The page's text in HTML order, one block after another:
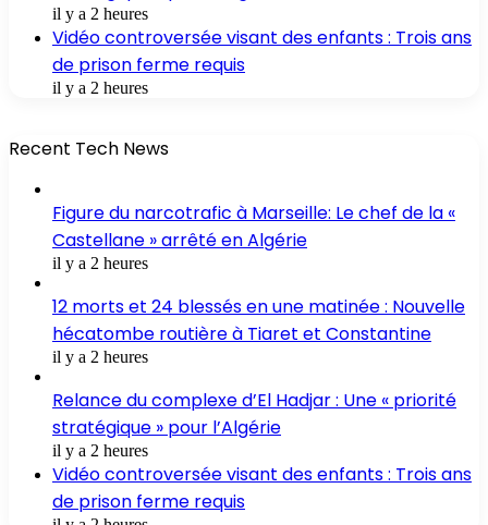
il y a 2 heures
Vidéo controversée visant des enfants : Trois ans
de prison ferme requis
il y a 2 heures
Recent Tech News
Figure du narcotrafic à Marseille: Le chef de la «
Castellane » arrêté en Algérie
il y a 2 heures
12 morts et 24 blessés en une matinée : Nouvelle
hécatombe routière à Tiaret et Constantine
il y a 2 heures
Relance du complexe d’El Hadjar : Une « priorité
stratégique » pour l’Algérie
il y a 2 heures
Vidéo controversée visant des enfants : Trois ans
de prison ferme requis